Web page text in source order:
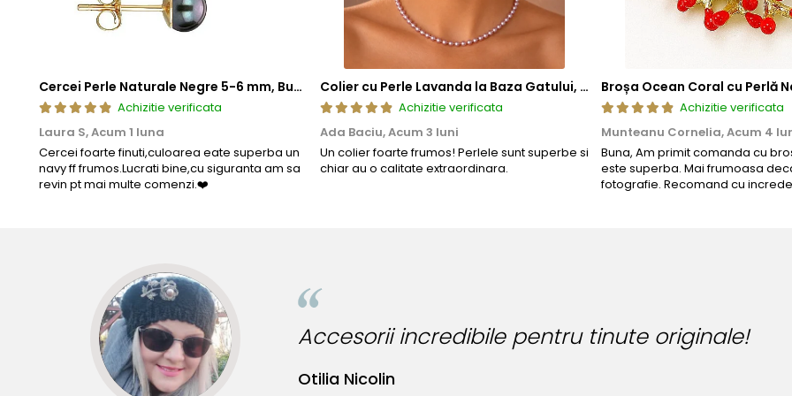
Cercei Perle Naturale Negre 5-6 mm, Buton AAA, Aur 14K (aur 585), Tip Șurub | KASKADDA®
Achizitie verificata
Laura S,Acum 1 luna
Cercei foarte finuti,culoarea eate superba un
navy ff frumos.Lucrati bine,cu siguranta am sa
revin pt mai multe comenzi.❤️
Colier cu Perle Lavanda la Baza Gatului, de 4-5 mm, Perle Rare, Calitate AAA+, Aur 14K | KASKADDA®
Achizitie verificata
Ada Baciu,Acum 3 luni
Un colier foarte frumos! Perlele sunt superbe si
chiar au o calitate extraordinara.
Broșa Ocean Coral cu Perlă
Achizitie verificata
Munteanu Cornelia,Acum 4
Buna, Am primit comanda cu
este superba. Mai frumoasa
fotografie. Recomand cu